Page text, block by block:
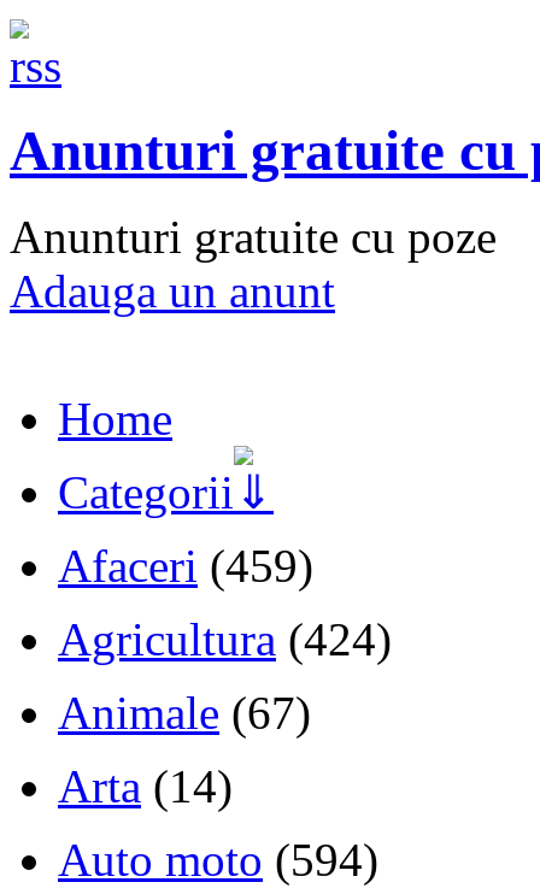
Anunturi gratuite cu
Anunturi gratuite cu poze
Adauga un anunt
Home
Categorii
Afaceri (459)
Agricultura (424)
Animale (67)
Arta (14)
Auto moto (594)